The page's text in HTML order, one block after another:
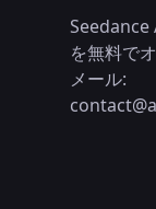
Seedance
を無料で
メール: